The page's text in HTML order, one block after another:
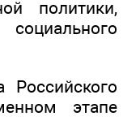
политики,
Российского
этапе